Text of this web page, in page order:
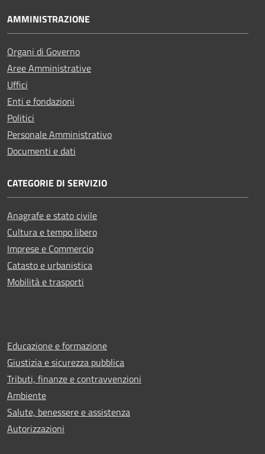
AMMINISTRAZIONE
Organi di Governo
Aree Amministrative
Uffici
Enti e fondazioni
Politici
Personale Amministrativo
Documenti e dati
CATEGORIE DI SERVIZIO
Anagrafe e stato civile
Cultura e tempo libero
Imprese e Commercio
Catasto e urbanistica
Mobilità e trasporti
Educazione e formazione
Giustizia e sicurezza pubblica
Tributi, finanze e contravvenzioni
Ambiente
Salute, benessere e assistenza
Autorizzazioni